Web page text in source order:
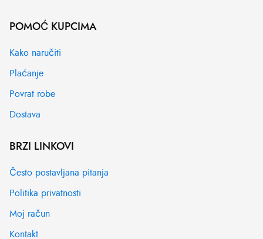
POMOĆ KUPCIMA
Kako naručiti
Plaćanje
Povrat robe
Dostava
BRZI LINKOVI
Često postavljana pitanja
Politika privatnosti
Moj račun
Kontakt